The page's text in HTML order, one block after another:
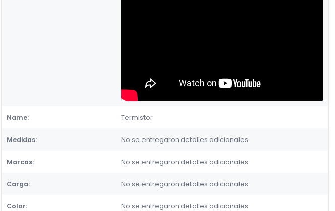
Name: Termistor
Medidas: No se entregaron detalles adicionales.
Marcas: No se entregaron detalles adicionales.
Carga: No se entregaron detalles adicionales.
Color: No se entregaron detalles adicionales.